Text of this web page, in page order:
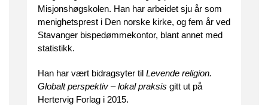
Misjonshøgskolen. Han har arbeidet sju år som
menighetsprest i Den norske kirke, og fem år ved
Stavanger bispedømmekontor, blant annet med
statistikk.
Han har vært bidragsyter til Levende religion.
Globalt perspektiv – lokal praksis gitt ut på
Hertervig Forlag i 2015.